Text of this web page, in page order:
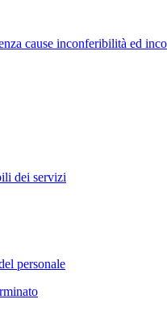
cause inconferibilità ed
dei servizi
personale